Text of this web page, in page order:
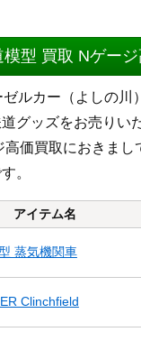
型 買取 Nゲー
ゼルカー（よしの川
グッズをお売りい
高価買取におきまし
。
アイテム名
蒸気機関車
Clinchfield